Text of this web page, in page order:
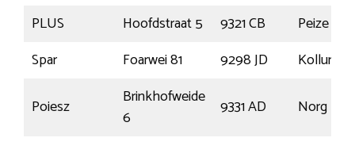
PLUS
Hoofdstraat 5 9321 CB
Peize
Spar
Foarwei 81 9298 JD
Poiesz
Brinkhofweide
6
9331 AD Norg